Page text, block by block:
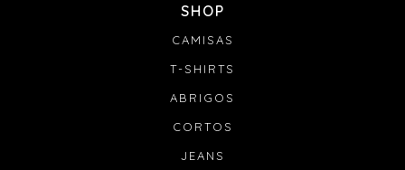
SHOP
CAMISAS
T-SHIRTS
ABRIGOS
CORTOS
JEANS